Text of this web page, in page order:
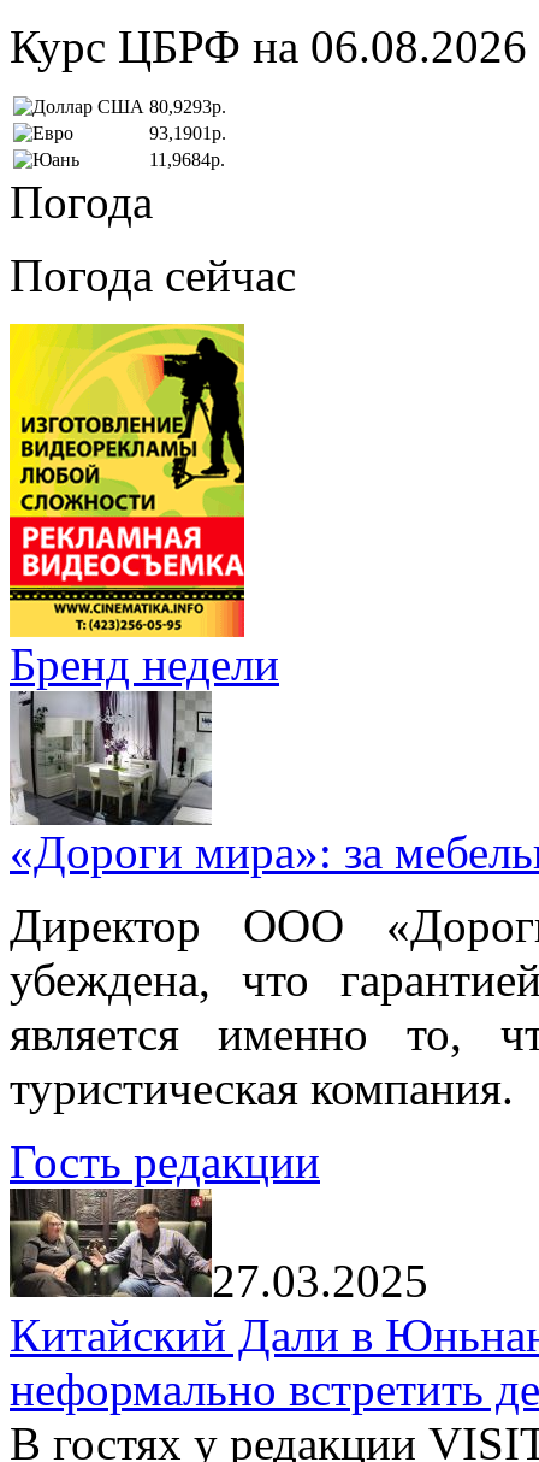
Курс ЦБРФ на 06.08.2026
80,9293р.
93,1901р.
11,9684р.
Погода
Погода сейчас
Бренд недели
«Дороги мира»: за
Директор ООО
убеждена, что
является именно то,
туристическая компания.
Гость редакции
27.03.2025
Китайский Дали в
неформально встретить
В гостях у редакции